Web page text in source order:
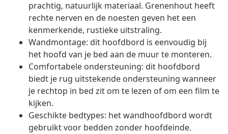
prachtig, natuurlijk materiaal. Grenenhout heeft
rechte nerven en de noesten geven het een
kenmerkende, rustieke uitstraling.
Wandmontage: dit hoofdbord is eenvoudig bij
het hoofd van je bed aan de muur te monteren.
Comfortabele ondersteuning: dit hoofdbord
biedt je rug uitstekende ondersteuning wanneer
je rechtop in bed zit om te lezen of om een film te
kijken.
Geschikte bedtypes: het wandhoofdbord wordt
gebruikt voor bedden zonder hoofdeinde.